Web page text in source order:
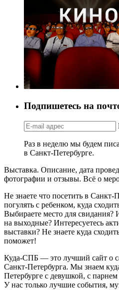
Подпишетесь на
Раз в неделю мы будем
в Санкт-Петербурге.
Выставка. Описание, дата
фотографии и отзывы. Всё о
Не знаете что посетить в Санкт-
погулять с ребенком, куда
Выбираете место для свидания?
на выходные? Интересуетесь
выставки? Не знаете куда
поможет!
Куда-СПБ — это лучший сайт о
Санкт-Петербурга. Мы знаем
Петербурге с девушкой, с
У нас только лучшие события,